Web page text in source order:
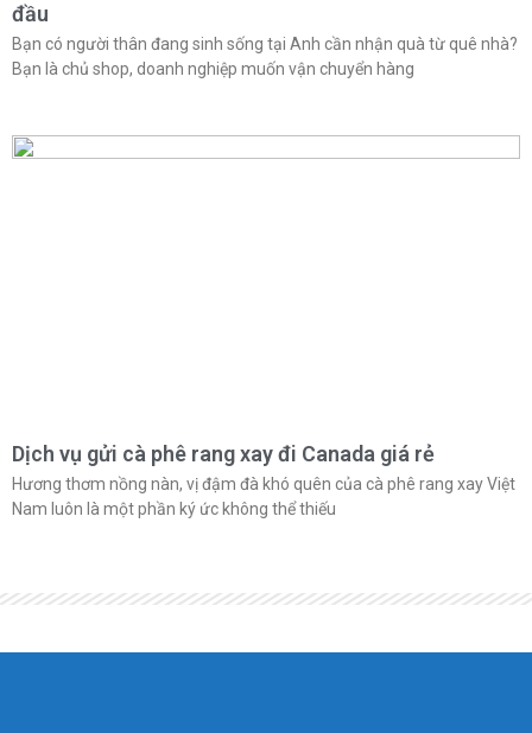
đầu
Bạn có người thân đang sinh sống tại Anh cần nhận quà từ quê nhà?
Bạn là chủ shop, doanh nghiệp muốn vận chuyển hàng
Dịch vụ gửi cà phê rang xay đi Canada giá rẻ
Hương thơm nồng nàn, vị đậm đà khó quên của cà phê rang xay Việt
Nam luôn là một phần ký ức không thể thiếu